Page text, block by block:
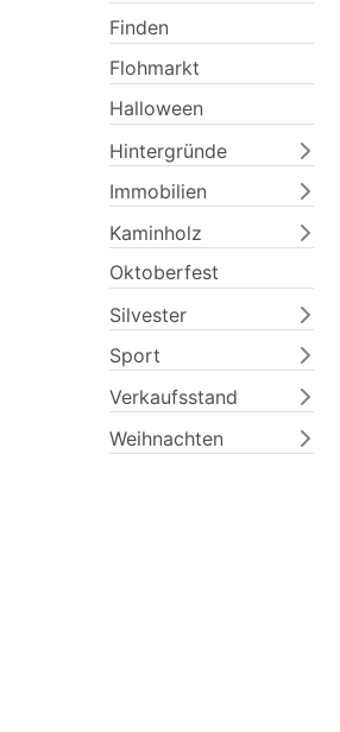
Finden
Flohmarkt
Halloween
Hintergründe
Immobilien
Kaminholz
Oktoberfest
Silvester
Sport
Verkaufsstand
Weihnachten